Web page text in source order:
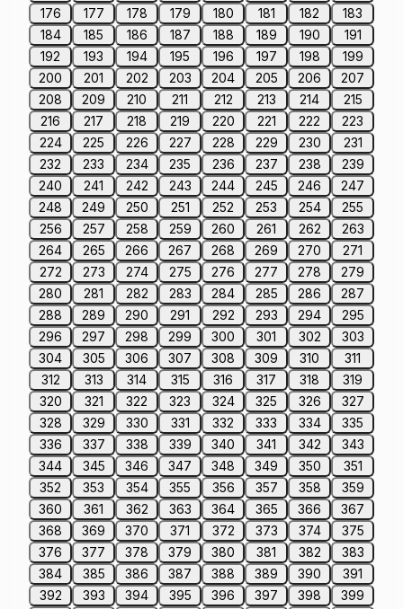
176
177 178 179 180 181 182
183
184
185 186 187 188 189 190
191
192
193 194 195 196 197 198
199
200
201 202 203 204 205 206
207
208
209 210 211 212 213 214
215
216
217 218 219 220 221 222
223
224
225 226 227 228 229 230
231
232
233 234 235 236 237 238
239
240
241 242 243 244 245 246
247
248
249 250 251 252 253 254
255
256
257 258 259 260 261 262
263
264
265 266 267 268 269 270
271
272
273 274 275 276 277 278
279
280
281 282 283 284 285 286
287
288
289 290 291 292 293 294
295
296
297 298 299 300 301 302
303
304
305 306 307 308 309 310
311
312
313 314 315 316 317 318
319
320
321 322 323 324 325 326
327
328
329 330 331 332 333 334
335
336
337 338 339 340 341 342
343
344
345 346 347 348 349 350
351
352
353 354 355 356 357 358
359
360
361 362 363 364 365 366
367
368
369 370 371 372 373 374
375
376
377 378 379 380 381 382
383
384
385 386 387 388 389 390
391
392
393 394 395 396 397 398 399